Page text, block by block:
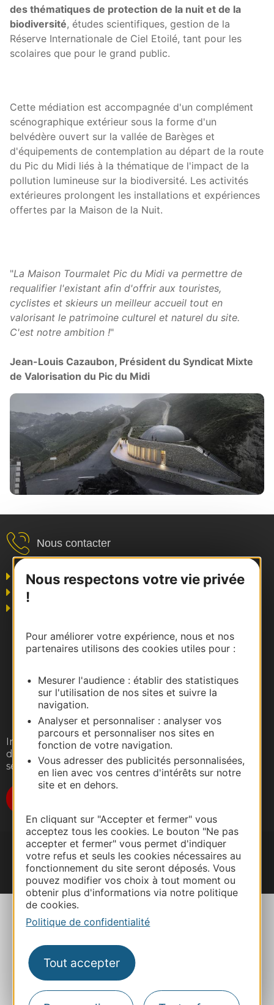
Nous respectons votre vie privée
!
Pour améliorer votre expérience, nous et nos
partenaires utilisons des cookies utiles pour :
Mesurer l'audience : établir des statistiques
sur l'utilisation de nos sites et suivre la
navigation.
Analyser et personnaliser : analyser vos
parcours et personnaliser nos sites en
fonction de votre navigation.
Vous adresser des publicités personnalisées,
en lien avec vos centres d'intérêts sur notre
site et en dehors.
En cliquant sur "Accepter et fermer" vous
acceptez tous les cookies. Le bouton "Ne pas
accepter et fermer" vous permet d'indiquer
votre refus et seuls les cookies nécessaires au
fonctionnement du site seront déposés. Vous
pouvez modifier vos choix à tout moment ou
obtenir plus d'informations via notre politique
de cookies.
Politique de confidentialité
Tout accepter
des thématiques de protection de la nuit et de la
biodiversité, études scientifiques, gestion de la
Réserve Internationale de Ciel Etoilé, tant pour les
scolaires que pour le grand public.
Cette médiation est accompagnée d'un complément
scénographique extérieur sous la forme d'un
belvédère ouvert sur la vallée de Barèges et
d'équipements de contemplation au départ de la route
du Pic du Midi liés à la thématique de l'impact de la
pollution lumineuse sur la biodiversité. Les activités
extérieures prolongent les installations et expériences
offertes par la Maison de la Nuit.
"La Maison Tourmalet Pic du Midi va permettre de
requalifier l'existant afin d'offrir aux touristes,
cyclistes et skieurs un meilleur accueil tout en
valorisant le patrimoine culturel et naturel du site.
C'est notre ambition !"
Jean-Louis Cazaubon, Président du Syndicat Mixte
de Valorisation du Pic du Midi
Nous contacter
Grand public
Inscrivez-vous gratuitement à notre lettre
d'information pour recevoir nos suggestions de
séjours, de visites et de sorties.
#VoyageOccitanie
Plan du site